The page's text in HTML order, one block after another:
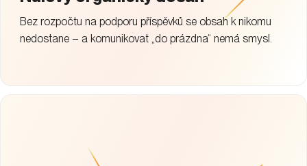
Bez rozpočtu na podporu příspěvků se obsah k nikomu
nedostane – a komunikovat „do prázdna“ nemá smysl.